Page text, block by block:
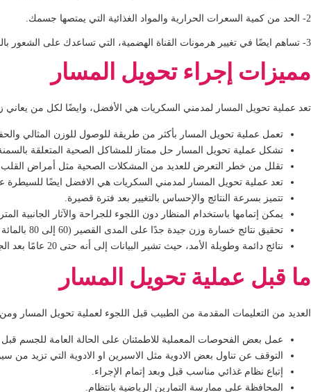
2- الحد من كمية السعرات الحرارية والمواد الغذائية التي يمتصها جسمك.
3- تساهم ايضًا في تغيير هرمونات القناة الهضمية، التي تساعدك على الشعور بالشبع لفترة أطول وقمع الشهية.
مميزات إجراء تحويل المسار
تعد عملية تحويل المسار لمدمني السكريات هي الأفضل، وايضًا لكل من يعاني
تعمل عملية تحويل المسار بأكثر من طريقة للوصول للوزن المثالي
تشكل عملية تحويل المسار حل ممتاز للمشاكل الصحية المتعلقة
تقلل من خطر التعرض للعديد من المشكلات الصحية مثل أمراض القلب
تعد عملية تحويل المسار لمدمني السكريات هي الافضل ايضًا للسيطرة
تتميز بسرعة النتائج والإحساس بالتغيير بعد فترة قصيرة.
يمكن إتمامها باستخدام المنظار دون اللجوء للجراحة والآثار الجانبية
تحقيق نتائج خسارة وزن جيدة جدًا على المدى القصير (60 إلى 80 بالمائة من فقدان الوزن الزائد)
نتائج دائمة وطويلة الأمد، حيث تشير البيانات إلى أنه حتى 20 عامًا بعد الجراحة ، يحافظ معظم المرضى على أكثر من 50 في المائة من فقدان الوزن الزائد.
ما قبل عملية تحويل المسار
العديد من التعليمات المقدمة من الطبيب قبل اللجوء لعملية تحويل المسار
عمل بعض الفحوصات المعملية للاطمئنان على الحالة العامة للجسم قبل
التوقف عن تناول بعض الادوية مثل الاسبرين او الادوية التي تزيد من
إتباع نظام غذائي مناسب قبل وبعد إتمام الإجراء.
المحافظة على ممارسة التمارين الرياضية بانتظام.